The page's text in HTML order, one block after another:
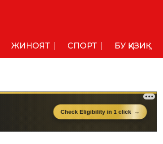
ЖИНОЯТ СПОРТ БУ ҚИЗИҚ